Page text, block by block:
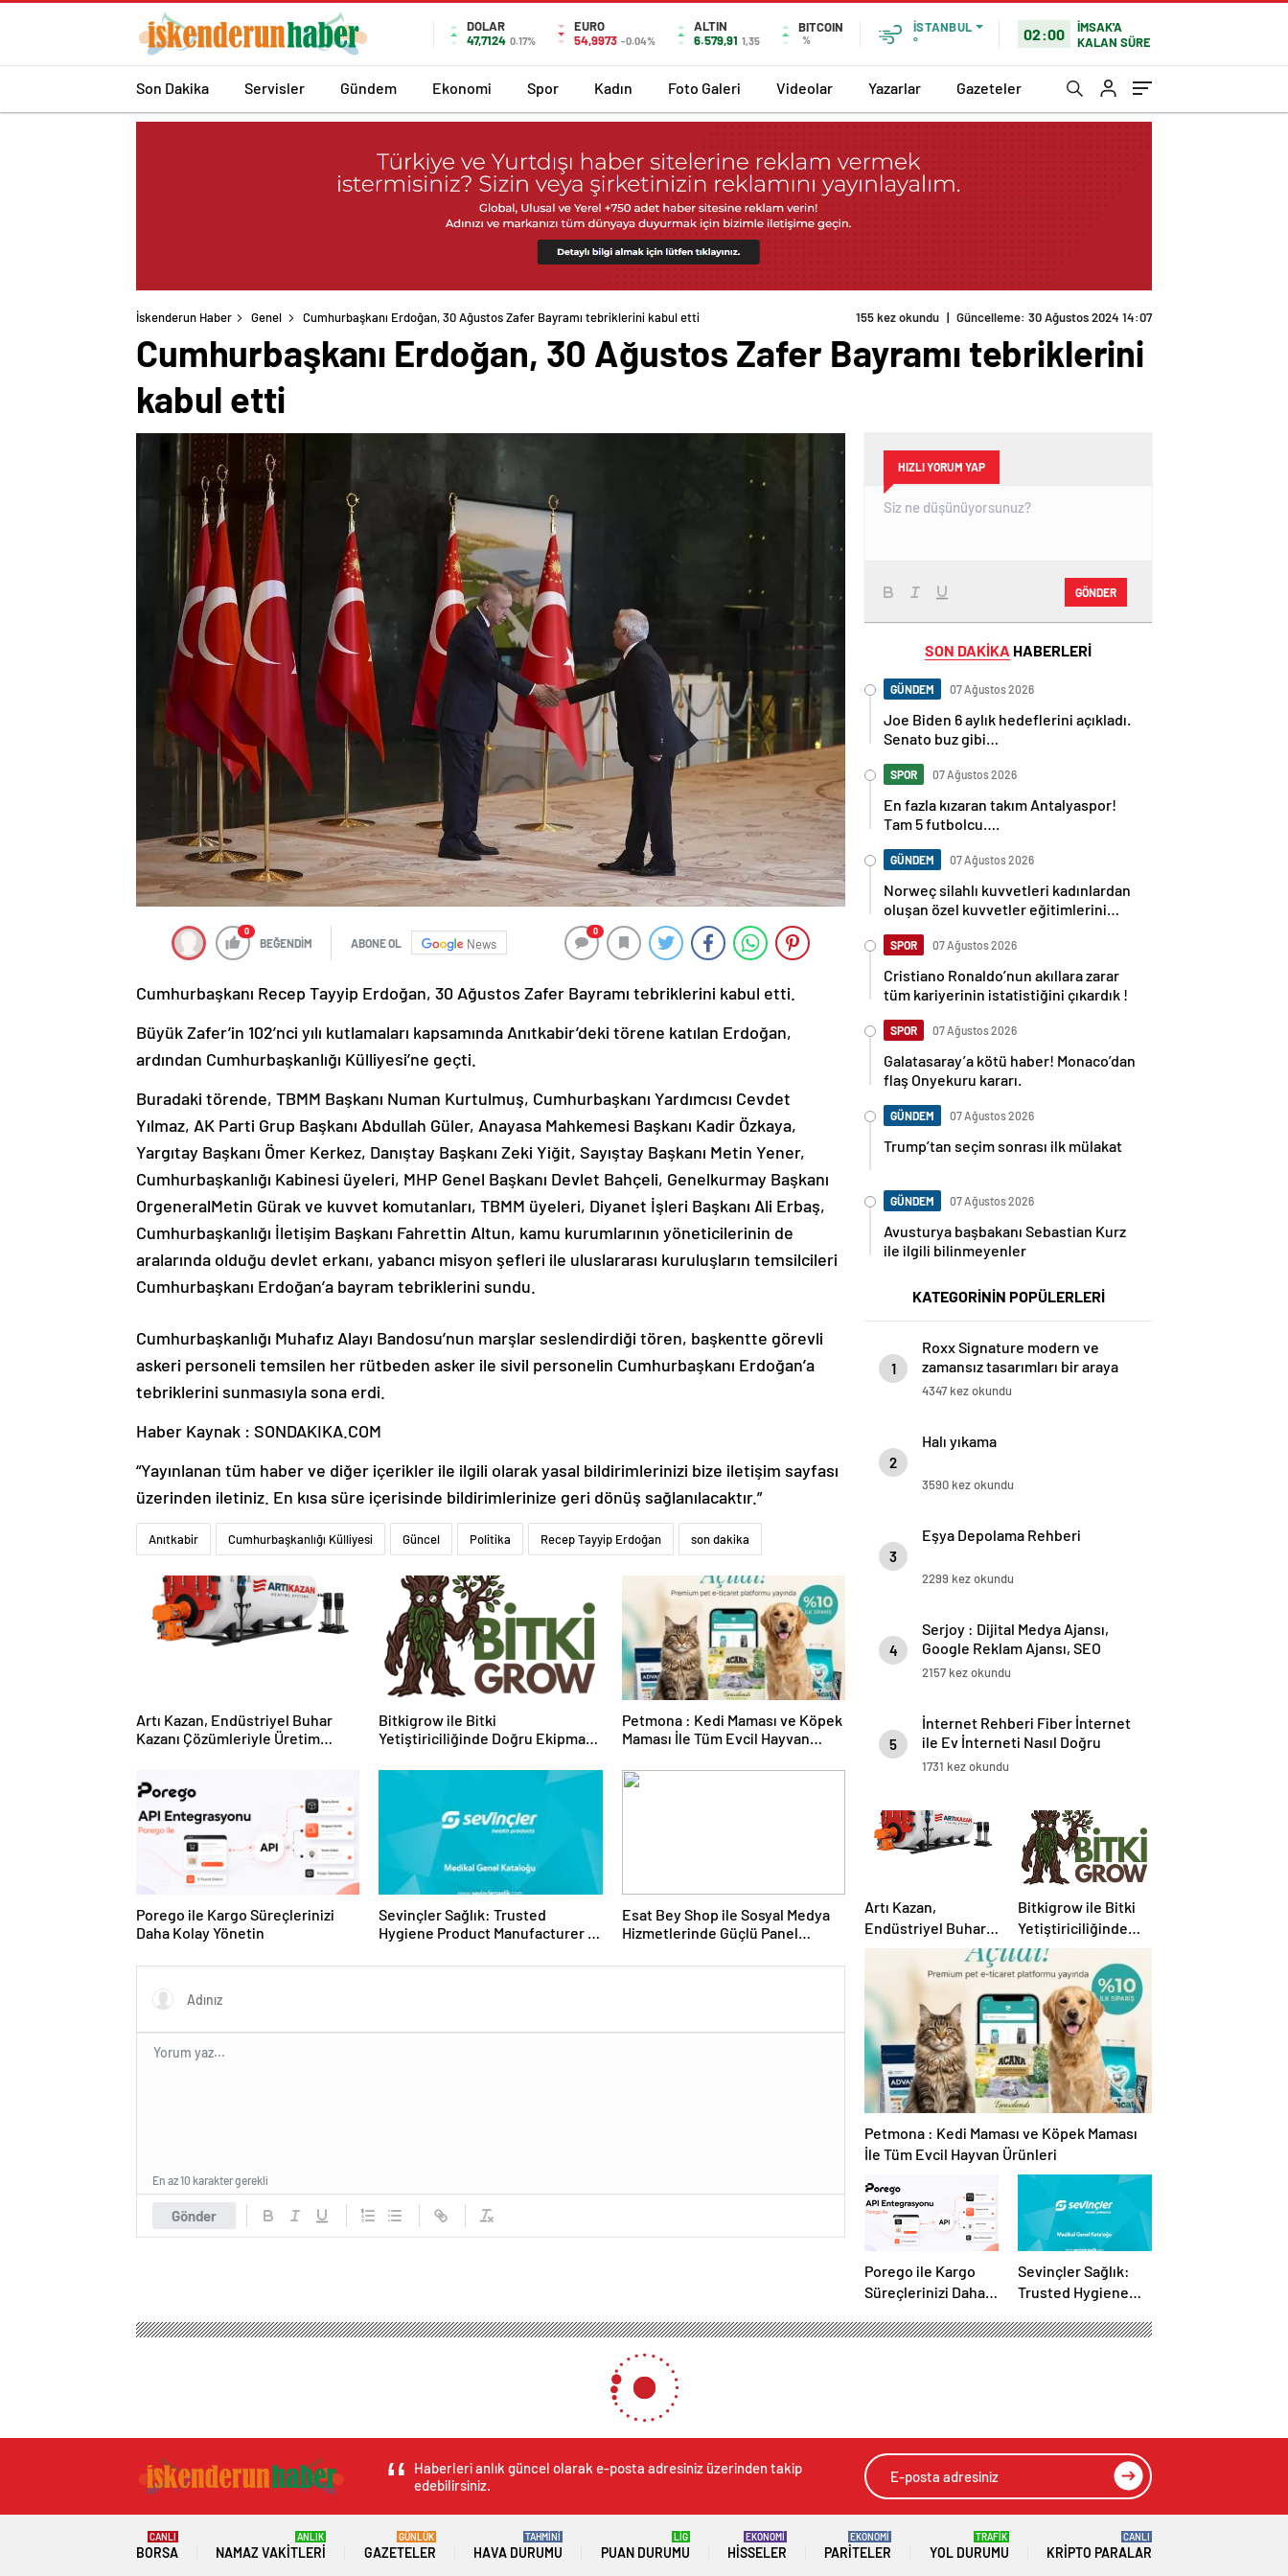
DOLAR
47,7124 0.17%
EURO
54,9973 -0.04%
ALTIN
6.579,91 1,35
BITCOIN
%
İSTANBUL
°
02:00
İMSAK'A
KALAN SÜRE
Son Dakika Servisler Gündem Ekonomi Spor Kadın Foto Galeri Videolar Yazarlar Gazeteler
İskenderun Haber Genel Cumhurbaşkanı Erdoğan, 30 Ağustos Zafer Bayramı tebriklerini kabul etti
Cumhurbaşkanı Erdoğan, 30 Ağustos Zafer Bayramı tebriklerini
kabul etti
0
BEĞENDİM ABONE OL News
0
Cumhurbaşkanı Recep Tayyip Erdoğan, 30 Ağustos Zafer Bayramı tebriklerini kabul etti.
Büyük Zafer’in 102’nci yılı kutlamaları kapsamında Anıtkabir’deki törene katılan Erdoğan,
ardından Cumhurbaşkanlığı Külliyesi’ne geçti.
Buradaki törende, TBMM Başkanı Numan Kurtulmuş, Cumhurbaşkanı Yardımcısı Cevdet
Yılmaz, AK Parti Grup Başkanı Abdullah Güler, Anayasa Mahkemesi Başkanı Kadir Özkaya,
Yargıtay Başkanı Ömer Kerkez, Danıştay Başkanı Zeki Yiğit, Sayıştay Başkanı Metin Yener,
Cumhurbaşkanlığı Kabinesi üyeleri, MHP Genel Başkanı Devlet Bahçeli, Genelkurmay Başkanı
OrgeneralMetin Gürak ve kuvvet komutanları, TBMM üyeleri, Diyanet İşleri Başkanı Ali Erbaş,
Cumhurbaşkanlığı İletişim Başkanı Fahrettin Altun, kamu kurumlarının yöneticilerinin de
aralarında olduğu devlet erkanı, yabancı misyon şefleri ile uluslararası kuruluşların temsilcileri
Cumhurbaşkanı Erdoğan’a bayram tebriklerini sundu.
Cumhurbaşkanlığı Muhafız Alayı Bandosu’nun marşlar seslendirdiği tören, başkentte görevli
askeri personeli temsilen her rütbeden asker ile sivil personelin Cumhurbaşkanı Erdoğan’a
tebriklerini sunmasıyla sona erdi.
Haber Kaynak : SONDAKIKA.COM
“Yayınlanan tüm haber ve diğer içerikler ile ilgili olarak yasal bildirimlerinizi bize iletişim sayfası
üzerinden iletiniz. En kısa süre içerisinde bildirimlerinize geri dönüş sağlanılacaktır.”
Anıtkabir Cumhurbaşkanlığı Külliyesi Güncel Politika Recep Tayyip Erdoğan son dakika
Artı Kazan, Endüstriyel Buhar
Kazanı Çözümleriyle Üretim
Bitkigrow ile Bitki
Yetiştiriciliğinde Doğru Ekipman
Petmona : Kedi Maması ve Köpek
Maması İle Tüm Evcil Hayvan
Porego ile Kargo Süreçlerinizi
Daha Kolay Yönetin
Sevinçler Sağlık: Trusted
Hygiene Product Manufacturer in
Esat Bey Shop ile Sosyal Medya
Hizmetlerinde Güçlü Panel
Gönder
En az 10 karakter gerekli
HIZLI YORUM YAP
GÖNDER
SON DAKİKA HABERLERİ
GÜNDEM 07 Ağustos 2026
Joe Biden 6 aylık hedeflerini açıkladı.
Senato buz gibi…
SPOR 07 Ağustos 2026
En fazla kızaran takım Antalyaspor!
Tam 5 futbolcu….
GÜNDEM 07 Ağustos 2026
Norweç silahlı kuvvetleri kadınlardan
oluşan özel kuvvetler eğitimlerini
SPOR 07 Ağustos 2026
Cristiano Ronaldo’nun akıllara zarar
tüm kariyerinin istatistiğini çıkardık !
SPOR 07 Ağustos 2026
Galatasaray’a kötü haber! Monaco’dan
flaş Onyekuru kararı.
GÜNDEM 07 Ağustos 2026
Trump’tan seçim sonrası ilk mülakat
GÜNDEM 07 Ağustos 2026
Avusturya başbakanı Sebastian Kurz
ile ilgili bilinmeyenler
KATEGORİNİN POPÜLERLERİ
1
Roxx Signature modern ve
zamansız tasarımları bir araya
getiriyor
4347 kez okundu
2
Halı yıkama
3590 kez okundu
3
Eşya Depolama Rehberi
2299 kez okundu
4
Serjoy : Dijital Medya Ajansı,
Google Reklam Ajansı, SEO
Ajansı ve Web Tasarım Ajansı
2157 kez okundu
5
İnternet Rehberi Fiber İnternet
ile Ev İnterneti Nasıl Doğru
Seçilir
1731 kez okundu
Artı Kazan,
Endüstriyel Buhar
Kazanı
Çözümleriyle
Üretim Tesislerine
Verimli Sistemler
Sunuyor
Bitkigrow ile Bitki
Yetiştiriciliğinde
Doğru Ekipman ve
Ürün Seçimi
Petmona : Kedi Maması ve Köpek Maması
İle Tüm Evcil Hayvan Ürünleri
Porego ile Kargo
Süreçlerinizi Daha
Sevinçler Sağlık:
Trusted Hygiene
Manufacturer in
Çorum’da kaçan maymun genç kızı ısırdı